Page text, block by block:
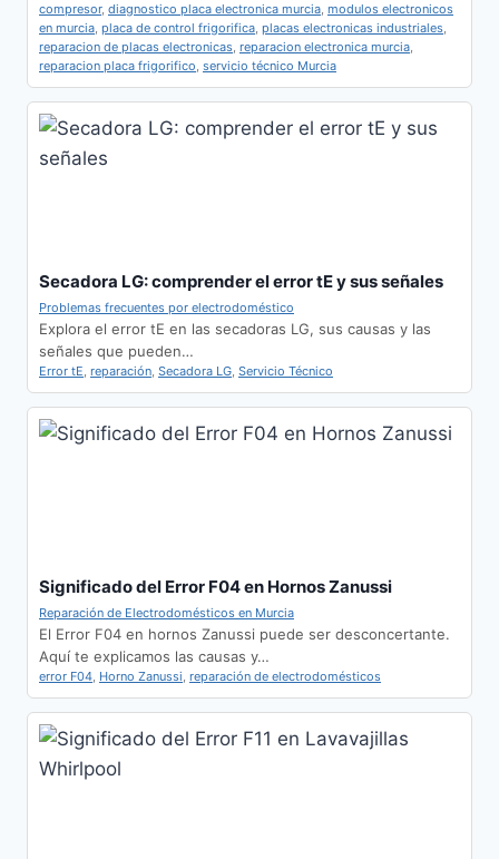
compresor, diagnostico placa electronica murcia, modulos electronicos
en murcia, placa de control frigorifica, placas electronicas industriales,
reparacion de placas electronicas, reparacion electronica murcia,
reparacion placa frigorifico, servicio técnico Murcia
Secadora LG: comprender el error tE y sus señales
Problemas frecuentes por electrodoméstico
Explora el error tE en las secadoras LG, sus causas y las
señales que pueden…
Error tE, reparación, Secadora LG, Servicio Técnico
Significado del Error F04 en Hornos Zanussi
Reparación de Electrodomésticos en Murcia
El Error F04 en hornos Zanussi puede ser desconcertante.
Aquí te explicamos las causas y…
error F04, Horno Zanussi, reparación de electrodomésticos